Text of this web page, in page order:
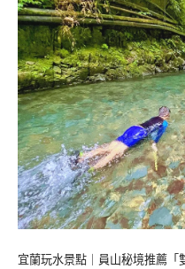
宜蘭玩水景點｜員山秘境推薦